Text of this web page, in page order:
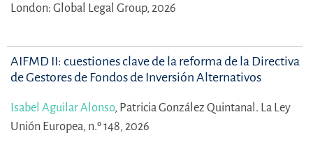
London: Global Legal Group, 2026
AIFMD II: cuestiones clave de la reforma de la Directiva
de Gestores de Fondos de Inversión Alternativos
Isabel Aguilar Alonso, Patricia González Quintanal. La Ley
Unión Europea, n.º 148, 2026